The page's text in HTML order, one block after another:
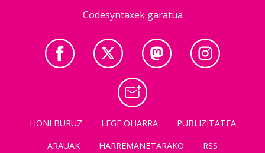
Codesyntaxek garatua
HONI BURUZ LEGE OHARRA
PUBLIZITATEA
ARAUAK
HARREMANETARAKO RSS